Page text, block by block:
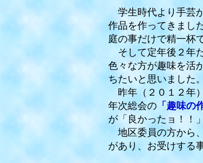
学生時代より手芸
作品を作ってきまし
庭の事だけで精一杯
そして定年後２年
色々な方が趣味を活
ちたいと思いました。
昨年（２０１２年
年次総会の「趣味の
が「良かったョ！！
地区委員の方から
があり、お受けする